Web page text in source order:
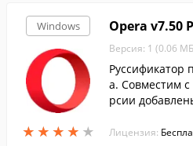
Windows
★ ★ ★ ★ ★
★ ★ ★ ★ ★
Opera v7.50
Версия: 1 (0.06
Руссификатор
а. Совместим
рсии
русский и
Лицензия: